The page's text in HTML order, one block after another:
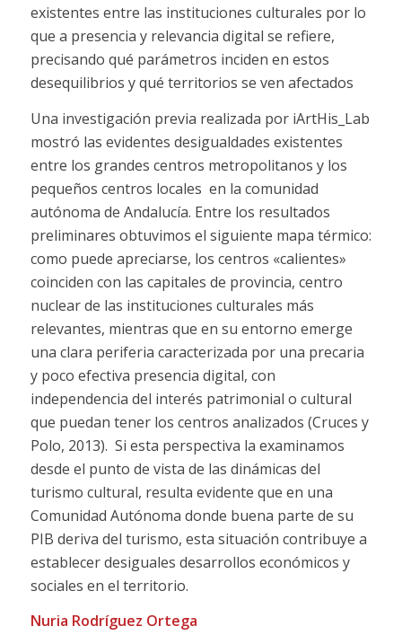
existentes entre las instituciones culturales por lo
que a presencia y relevancia digital se refiere,
precisando qué parámetros inciden en estos
desequilibrios y qué territorios se ven afectados
Una investigación previa realizada por iArtHis_Lab
mostró las evidentes desigualdades existentes
entre los grandes centros metropolitanos y los
pequeños centros locales en la comunidad
autónoma de Andalucía. Entre los resultados
preliminares obtuvimos el siguiente mapa térmico:
como puede apreciarse, los centros «calientes»
coinciden con las capitales de provincia, centro
nuclear de las instituciones culturales más
relevantes, mientras que en su entorno emerge
una clara periferia caracterizada por una precaria
y poco efectiva presencia digital, con
independencia del interés patrimonial o cultural
que puedan tener los centros analizados (Cruces y
Polo, 2013). Si esta perspectiva la examinamos
desde el punto de vista de las dinámicas del
turismo cultural, resulta evidente que en una
Comunidad Autónoma donde buena parte de su
PIB deriva del turismo, esta situación contribuye a
establecer desiguales desarrollos económicos y
sociales en el territorio.
Nuria Rodríguez Ortega